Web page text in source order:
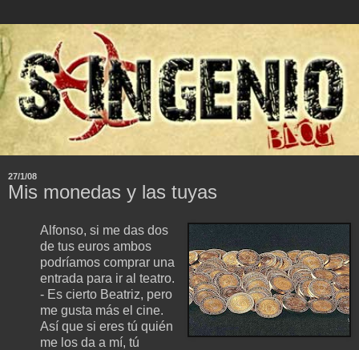
27/1/08
Mis monedas y las tuyas
Alfonso, si me das dos
de tus euros ambos
podríamos comprar una
entrada para ir al teatro.
- Es cierto Beatriz, pero
me gusta más el cine.
Así que si eres tú quién
me los da a mí, tú